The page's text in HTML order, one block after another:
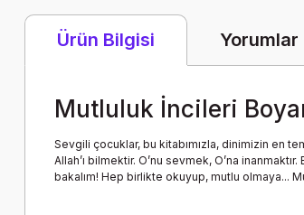
Ürün Bilgisi Yorumlar
Mutluluk İncileri
Sevgili çocuklar, bu kitabımızla, dinimizin en
Allah’ı bilmektir. O’nu sevmek, O’na
bakalım! Hep birlikte okuyup, mutlu olmaya...